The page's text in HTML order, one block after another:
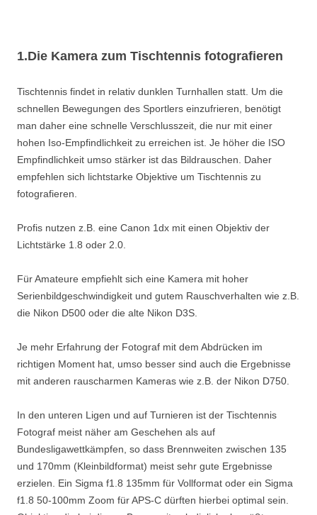
1.Die Kamera zum Tischtennis fotografieren
Tischtennis findet in relativ dunklen Turnhallen statt. Um die
schnellen Bewegungen des Sportlers einzufrieren, benötigt
man daher eine schnelle Verschlusszeit, die nur mit einer
hohen Iso-Empfindlichkeit zu erreichen ist. Je höher die ISO
Empfindlichkeit umso stärker ist das Bildrauschen. Daher
empfehlen sich lichtstarke Objektive um Tischtennis zu
fotografieren.
Profis nutzen z.B. eine Canon 1dx mit einen Objektiv der
Lichtstärke 1.8 oder 2.0.
Für Amateure empfiehlt sich eine Kamera mit hoher
Serienbildgeschwindigkeit und gutem Rauschverhalten wie z.B.
die Nikon D500 oder die alte Nikon D3S.
Je mehr Erfahrung der Fotograf mit dem Abdrücken im
richtigen Moment hat, umso besser sind auch die Ergebnisse
mit anderen rauscharmen Kameras wie z.B. der Nikon D750.
In den unteren Ligen und auf Turnieren ist der Tischtennis
Fotograf meist näher am Geschehen als auf
Bundesligawettkämpfen, so dass Brennweiten zwischen 135
und 170mm (Kleinbildformat) meist sehr gute Ergebnisse
erzielen. Ein Sigma f1.8 135mm für Vollformat oder ein Sigma
f1.8 50-100mm Zoom für APS-C dürften hierbei optimal sein.